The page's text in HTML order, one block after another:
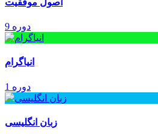
اصول موفقیت
9 دوره
انیاگرام
1 دوره
زبان انگلیسی